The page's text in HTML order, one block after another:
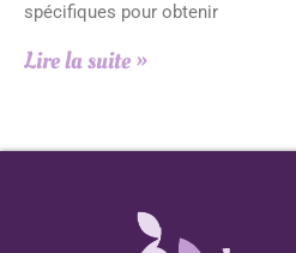
spécifiques pour obtenir
Lire la suite »